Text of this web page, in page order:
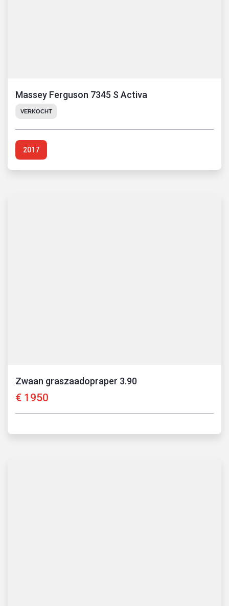
Massey Ferguson 7345 S Activa
VERKOCHT
2017
Zwaan graszaadopraper 3.90
€ 1950